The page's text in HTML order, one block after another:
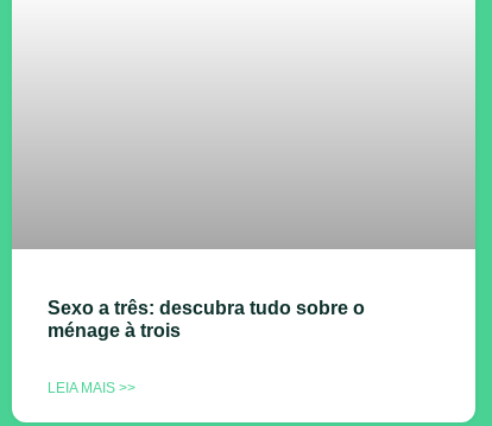
Sexo a três: descubra tudo sobre o
ménage à trois
LEIA MAIS >>